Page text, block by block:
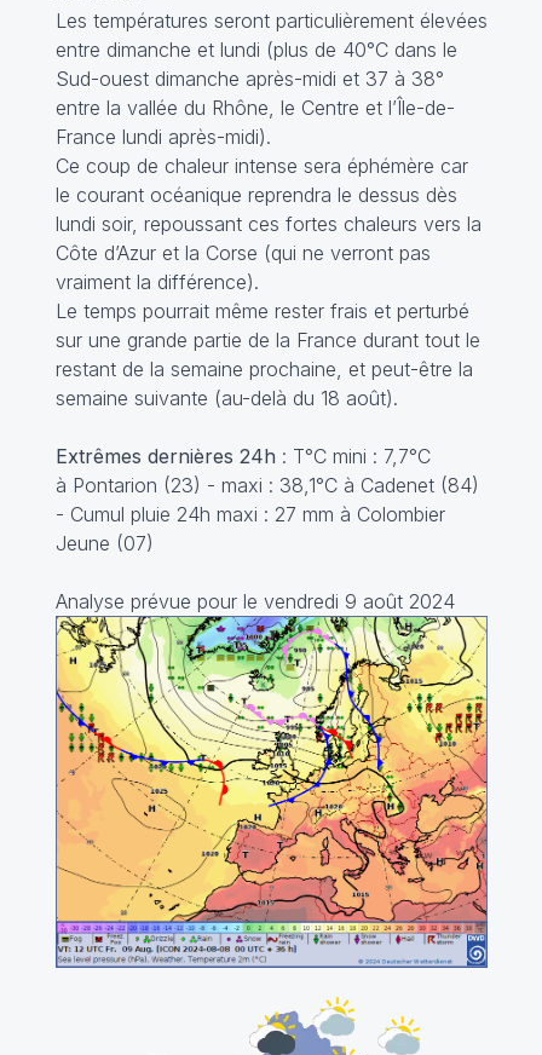
Les températures seront particulièrement élevées
entre dimanche et lundi (plus de 40°C dans le
Sud-ouest dimanche après-midi et 37 à 38°
entre la vallée du Rhône, le Centre et l’Île-de-
France lundi après-midi).
Ce coup de chaleur intense sera éphémère car
le courant océanique reprendra le dessus dès
lundi soir, repoussant ces fortes chaleurs vers la
Côte d’Azur et la Corse (qui ne verront pas
vraiment la différence).
Le temps pourrait même rester frais et perturbé
sur une grande partie de la France durant tout le
restant de la semaine prochaine, et peut-être la
semaine suivante (au-delà du 18 août).
Extrêmes dernières 24h : T°C mini : 7,7°C
à Pontarion (23) - maxi : 38,1°C à Cadenet (84)
- Cumul pluie 24h maxi : 27 mm à Colombier
Jeune (07)
Analyse prévue pour le vendredi 9 août 2024